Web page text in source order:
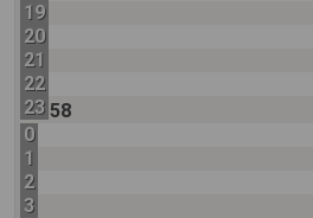
19
20
21
22
23 58
0
1
2
3